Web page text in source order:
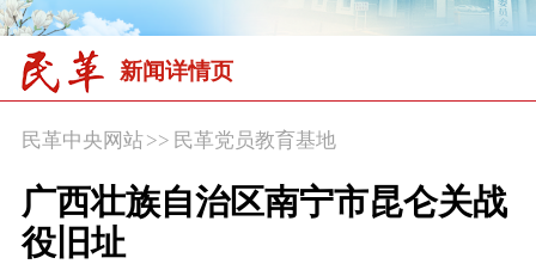
新闻详情页
民革中央网站>> 民革党员教育基地
广西壮族自治区南宁市昆仑关战
役旧址